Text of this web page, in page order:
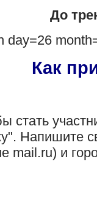
До
day=26
Как
стать
Напишите
mail.ru) и